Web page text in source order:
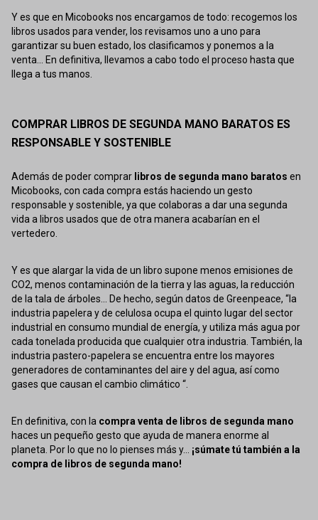
Y es que en Micobooks nos encargamos de todo: recogemos los
libros usados para vender, los revisamos uno a uno para
garantizar su buen estado, los clasificamos y ponemos a la
venta... En definitiva, llevamos a cabo todo el proceso hasta que
llega a tus manos.
COMPRAR LIBROS DE SEGUNDA MANO BARATOS ES
RESPONSABLE Y SOSTENIBLE
Además de poder comprar libros de segunda mano baratos en
Micobooks, con cada compra estás haciendo un gesto
responsable y sostenible, ya que colaboras a dar una segunda
vida a libros usados que de otra manera acabarían en el
vertedero.
Y es que alargar la vida de un libro supone menos emisiones de
CO2, menos contaminación de la tierra y las aguas, la reducción
de la tala de árboles... De hecho, según datos de Greenpeace, “la
industria papelera y de celulosa ocupa el quinto lugar del sector
industrial en consumo mundial de energía, y utiliza más agua por
cada tonelada producida que cualquier otra industria. También, la
industria pastero-papelera se encuentra entre los mayores
generadores de contaminantes del aire y del agua, así como
gases que causan el cambio climático “.
En definitiva, con la compra venta de libros de segunda mano
haces un pequeño gesto que ayuda de manera enorme al
planeta. Por lo que no lo pienses más y... ¡súmate tú también a la
compra de libros de segunda mano!